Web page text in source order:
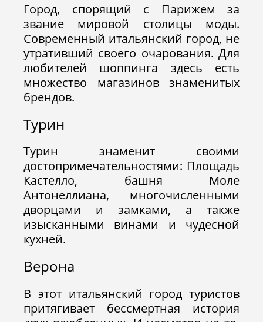
Город, спорящий с Парижем за
звание мировой столицы моды.
Современный итальянский город, не
утративший своего очарования. Для
любителей шоппинга здесь есть
множество магазинов знаменитых
брендов.
Турин
Турин знаменит своими
достопримечательностями: Площадь
Кастелло, башня Моле
Антонеллиана, многочисленными
дворцами и замками, а также
изысканными винами и чудесной
кухней.
Верона
В этот итальянский город туристов
притягивает бессмертная история